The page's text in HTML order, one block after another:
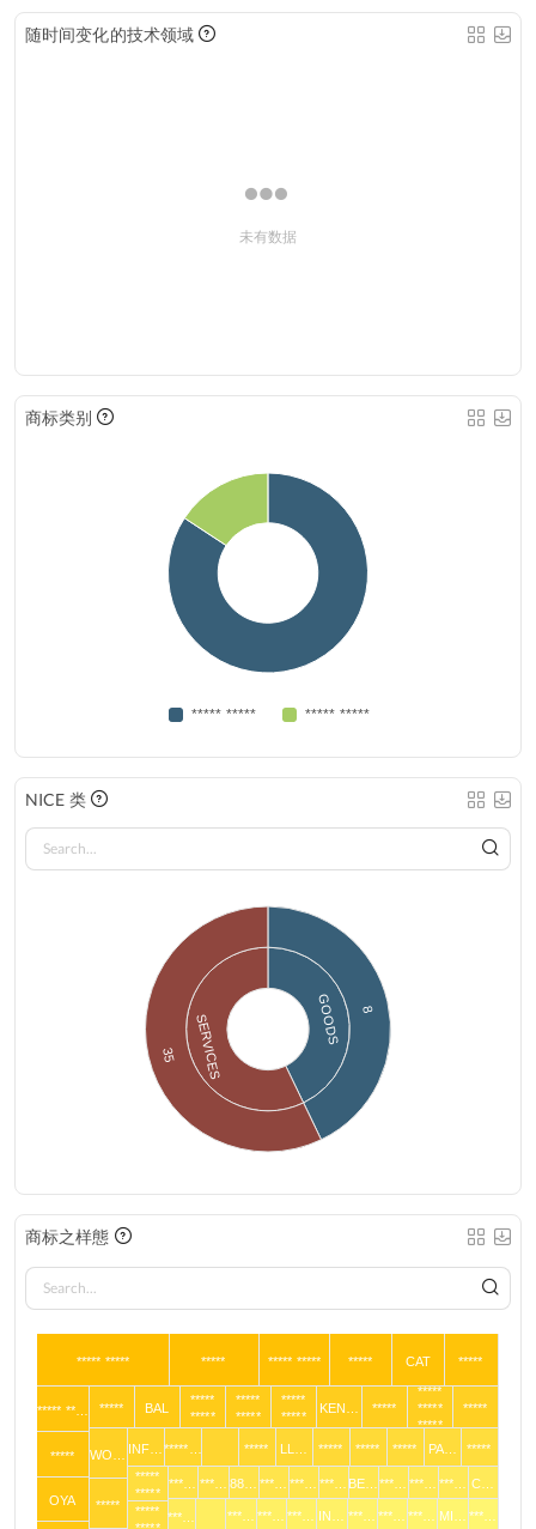
随时间变化的技术领域
未有数据
商标类别
***** ***** ***** *****
NICE 类
GOODS 8
SERVICES
35
商标之样態
***** ***** ***** ***** ***** ***** CAT *****
***** **…
*****
OYA
***** BAL
*****
*****
*****
*****
*****
*****
KEN… *****
*****
*****
*****
*****
WO…
*****
INF… *****… ***** LL… ***** ***** ***** PA…
*****
*****
*****
*****
***… ***… 88… ***… ***… ***… BE… ***… ***… ***… C…
***… ***… ***… ***… IN… ***… ***… ***… MI…
***…